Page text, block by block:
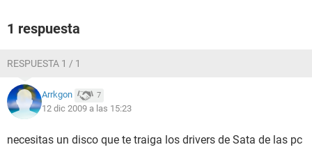
1 respuesta
RESPUESTA 1 / 1
Arrkgon 7
12 dic 2009 a las 15:23
necesitas un disco que te traiga los drivers de Sata de las pc